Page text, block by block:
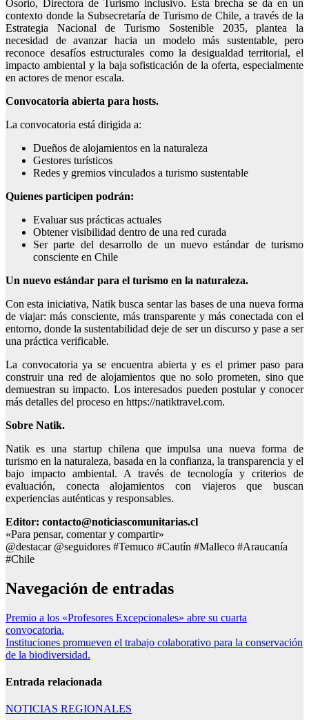
Osorio, Directora de Turismo inclusivo. Esta brecha se da en un
contexto donde la Subsecretaría de Turismo de Chile, a través de la
Estrategia Nacional de Turismo Sostenible 2035, plantea la
necesidad de avanzar hacia un modelo más sustentable, pero
reconoce desafíos estructurales como la desigualdad territorial, el
impacto ambiental y la baja sofisticación de la oferta, especialmente
en actores de menor escala.
Convocatoria abierta para hosts.
La convocatoria está dirigida a:
Dueños de alojamientos en la naturaleza
Gestores turísticos
Redes y gremios vinculados a turismo sustentable
Quienes participen podrán:
Evaluar sus prácticas actuales
Obtener visibilidad dentro de una red curada
Ser parte del desarrollo de un nuevo estándar de turismo
consciente en Chile
Un nuevo estándar para el turismo en la naturaleza.
Con esta iniciativa, Natik busca sentar las bases de una nueva forma
de viajar: más consciente, más transparente y más conectada con el
entorno, donde la sustentabilidad deje de ser un discurso y pase a ser
una práctica verificable.
La convocatoria ya se encuentra abierta y es el primer paso para
construir una red de alojamientos que no solo prometen, sino que
demuestran su impacto. Los interesados pueden postular y conocer
más detalles del proceso en https://natiktravel.com.
Sobre Natik.
Natik es una startup chilena que impulsa una nueva forma de
turismo en la naturaleza, basada en la confianza, la transparencia y el
bajo impacto ambiental. A través de tecnología y criterios de
evaluación, conecta alojamientos con viajeros que buscan
experiencias auténticas y responsables.
Editor: contacto@noticiascomunitarias.cl
«Para pensar, comentar y compartir»
@destacar @seguidores #Temuco #Cautín #Malleco #Araucanía
#Chile
Navegación de entradas
Premio a los «Profesores Excepcionales» abre su cuarta
convocatoria.
Instituciones promueven el trabajo colaborativo para la conservación
de la biodiversidad.
Entrada relacionada
NOTICIAS REGIONALES